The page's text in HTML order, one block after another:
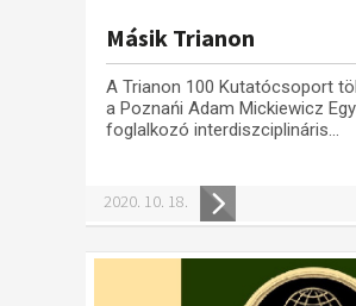
Másik Trianon
A Trianon 100 Kutatócsoport
a Poznańi Adam Mickiewicz
foglalkozó interdiszciplináris...
2020. 10. 18.